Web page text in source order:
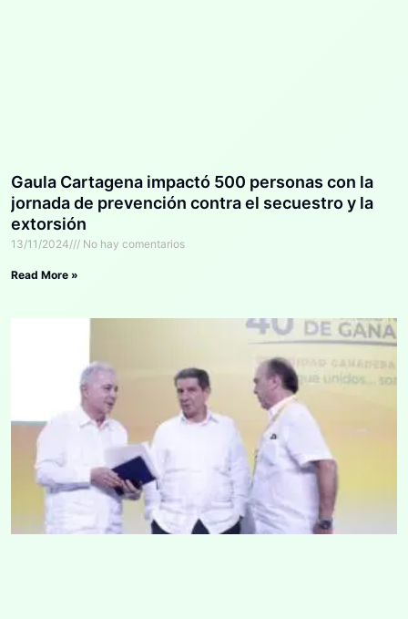
Gaula Cartagena impactó 500 personas con la
jornada de prevención contra el secuestro y la
extorsión
13/11/2024 No hay comentarios
Read More »